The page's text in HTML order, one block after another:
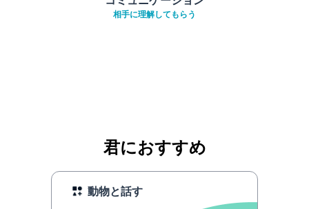
相手に理解してもらう
君におすすめ
動物と話す